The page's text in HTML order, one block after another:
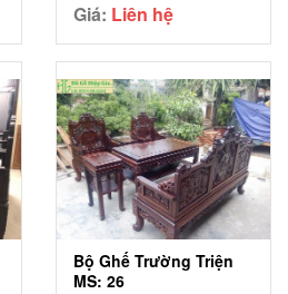
Giá: Liên hệ
Bộ Ghế Trường Triện
MS: 26